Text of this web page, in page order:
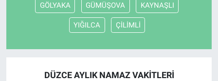
GÖLYAKA GÜMÜŞOVA KAYNAŞLI
YIĞILCA ÇİLİMLİ
DÜZCE AYLIK NAMAZ VAKITLERI